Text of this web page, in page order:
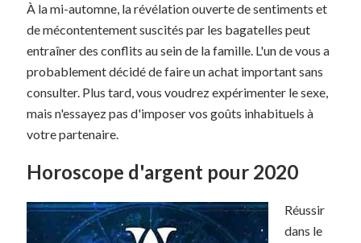
À la mi-automne, la révélation ouverte de sentiments et
de mécontentement suscités par les bagatelles peut
entraîner des conflits au sein de la famille. L'un de vous a
probablement décidé de faire un achat important sans
consulter. Plus tard, vous voudrez expérimenter le sexe,
mais n'essayez pas d'imposer vos goûts inhabituels à
votre partenaire.
Horoscope d'argent pour 2020
Réussir
dans le